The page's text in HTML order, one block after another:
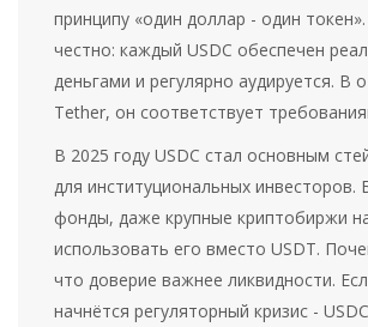
принципу «один доллар - один
честно: каждый USDC обеспечен
деньгами и регулярно аудируется. В
Tether, он соответствует
В 2025 году USDC стал основным
для институциональных инвесторов.
фонды, даже крупные криптобиржи
использовать его вместо USDT.
что доверие важнее ликвидности.
начнётся регуляторный кризис -